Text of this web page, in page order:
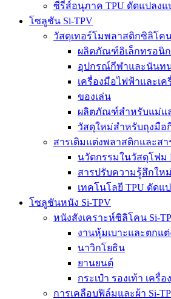
ซีรี่ส์อนุภาค TPU ดัดแปลงแ
โซลูชัน Si-TPV
วัสดุเทอร์โมพลาสติกซิลิโค
ผลิตภัณฑ์อิเล็กทรอนิก
อุปกรณ์กีฬาและนันท
เครื่องมือไฟฟ้าและเค
ของเล่น
ผลิตภัณฑ์สำหรับแม่แ
วัสดุใหม่สำหรับถุงมือ
สารเติมแต่งพลาสติกและส
นวัตกรรมในวัสดุโฟม
สารปรับความรู้สึกให
เทคโนโลยี TPU ดัด
โซลูชันหนัง Si-TPV
หนังสังเคราะห์ซิลิโคน Si-
งานหุ้มเบาะและตกแต่
นาวิกโยธิน
ยานยนต์
กระเป๋า รองเท้า เครื่
การเคลือบฟิล์มและผ้า Si-